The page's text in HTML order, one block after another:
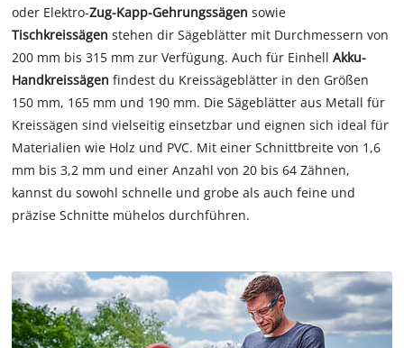
oder Elektro-Zug-Kapp-Gehrungssägen sowie
Tischkreissägenstehen dir Sägeblätter mit Durchmessern von
200 mm bis 315 mm zur Verfügung. Auch für EinhellAkku-
Handkreissägen findest du Kreissägeblätter in den Größen
150 mm, 165 mm und 190 mm. Die Sägeblätter aus Metall für
Kreissägen sind vielseitig einsetzbar und eignen sich ideal für
Materialien wie Holz und PVC. Mit einer Schnittbreite von 1,6
mm bis 3,2 mm und einer Anzahl von 20 bis 64 Zähnen,
kannst du sowohl schnelle und grobe als auch feine und
präzise Schnitte mühelos durchführen.